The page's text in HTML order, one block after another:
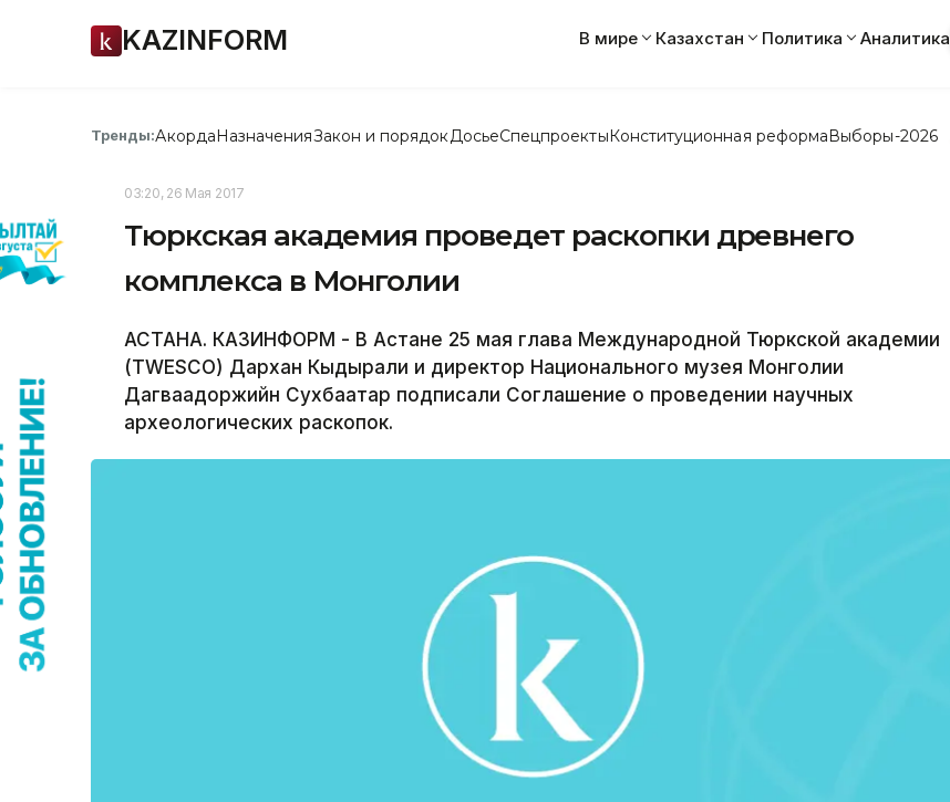
KAZINFORM В мире Казахстан Политика Аналитика
Тренды:АкордаНазначенияЗакон и порядок ДосьеСпецпроектыКонституционная реформаВыборы-2026
03:20, 26 Мая 2017
Тюркская академия проведет раскопки древнего
комплекса в Монголии
АСТАНА. КАЗИНФОРМ - В Астане 25 мая глава Международной Тюркской академии
(TWESCO) Дархан Кыдырали и директор Национального музея Монголии
Дагваадоржийн Сухбаатар подписали Соглашение о проведении научных
археологических раскопок.